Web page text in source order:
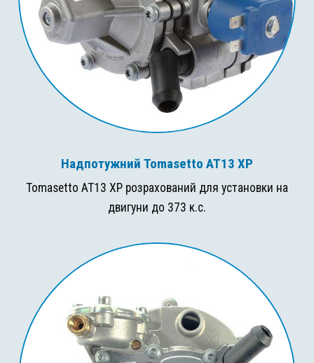
Надпотужний Tomasetto AT13 XP
Tomasetto AT13 XP розрахований для установки на
двигуни до 373 к.с.